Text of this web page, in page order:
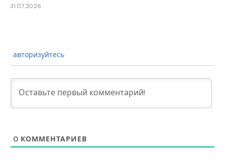
31.07.2026
авторизуйтесь
0 КОММЕНТАРИЕВ